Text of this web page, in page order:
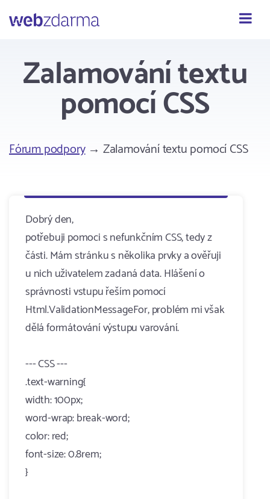
Webzdarma
Zalamování textu
pomocí CSS
Fórum podpory→ Zalamování textu pomocí CSS
Dobrý den,
potřebuji pomoci s nefunkčním CSS, tedy z
části. Mám stránku s několika prvky a ověřuji
u nich uživatelem zadaná data. Hlášení o
správnosti vstupu řeším pomocí
Html.ValidationMessageFor, problém mi však
dělá formátování výstupu varování.
--- CSS ---
.text-warning{
width: 100px;
word-wrap: break-word;
color: red;
font-size: 0.8rem;
}